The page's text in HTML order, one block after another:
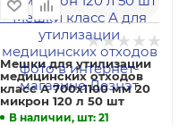
Мешки для утилизации
медицинских отходов
класс А 700х1100 мм 20
микрон 120 л 50 шт
В наличии, шт: 21